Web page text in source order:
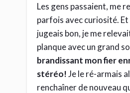
Les gens passaient, me
parfois avec curiosité. Et
jugeais bon, je me
planque avec un grand
brandissant mon fier
stéréo!Je le ré-armais
renchaîner de nouveau